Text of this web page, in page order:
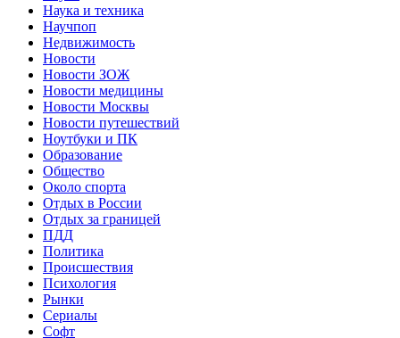
Наука и техника
Научпоп
Недвижимость
Новости
Новости ЗОЖ
Новости медицины
Новости Москвы
Новости путешествий
Ноутбуки и ПК
Образование
Общество
Около спорта
Отдых в России
Отдых за границей
ПДД
Политика
Происшествия
Психология
Рынки
Сериалы
Софт